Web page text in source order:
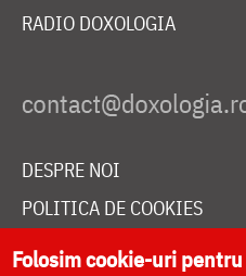
RADIO DOXOLOGIA
DESPRE NOI
POLITICA DE COOKIES
DONEAZĂ ONLINE PENTRU
Folosim cookie-uri